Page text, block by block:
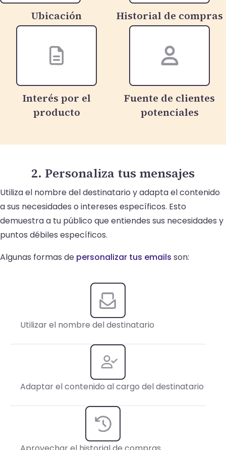
Ubicación Historial de compras
Interés por el
producto
Fuente de clientes
potenciales
2. Personaliza tus mensajes
Utiliza el nombre del destinatario y adapta el contenido
a sus necesidades o intereses específicos. Esto
demuestra a tu público que entiendes sus necesidades y
puntos débiles específicos.
Algunas formas de personalizar tus emails son:
Utilizar el nombre del destinatario
Adaptar el contenido al cargo del destinatario